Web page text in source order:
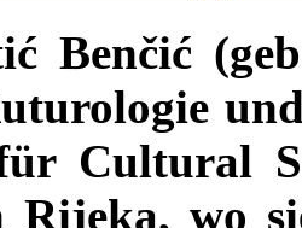
Benčić
Cultural
wo